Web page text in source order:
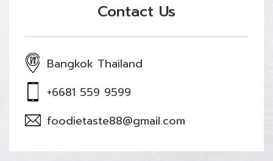
Contact Us
Bangkok Thailand
+6681 559 9599
foodietaste88@gmail.com